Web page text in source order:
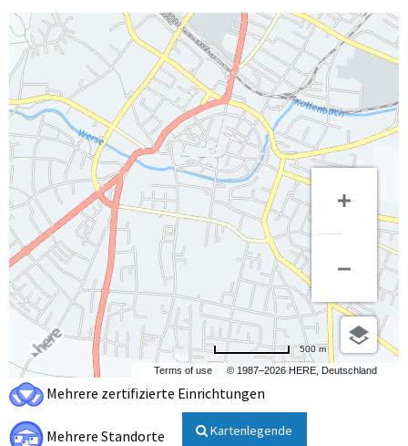
Terms of use © 1987–2026 HERE, Deutschland
500 m
Mehrere zertifizierte Einrichtungen
Mehrere Standorte Kartenlegende